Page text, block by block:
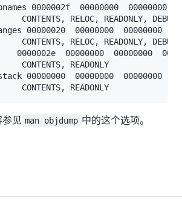
0000002f  00000000  00000000
00000020  00000000  00000000
0000002e  00000000  00000000
00000000  00000000  00000000
见 man objdump 中的这个选项。